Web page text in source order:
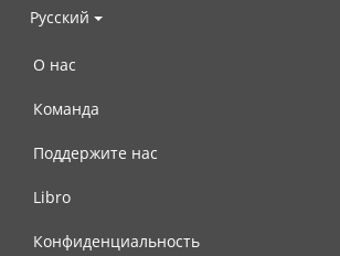
Русский
О нас
Команда
Поддержите нас
Libro
Конфиденциальность